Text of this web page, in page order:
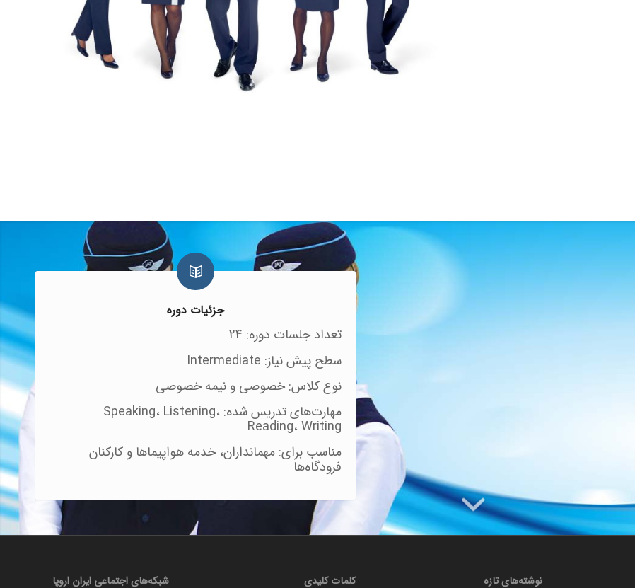
جزئیات دوره
تعداد جلسات دوره: 24
سطح پیش نیاز: Intermediate
نوع کلاس: خصوصی و نیمه خصوصی
مهارت‌های تدریس شده: Speaking، Listening،
Reading، Writing
مناسب برای: مهمانداران، خدمه هواپیماها و کارکنان
فرودگاه‌ها
نوشته‌های تازه کلمات کلیدی شبکه‌های اجتماعی ایران‌ اروپا